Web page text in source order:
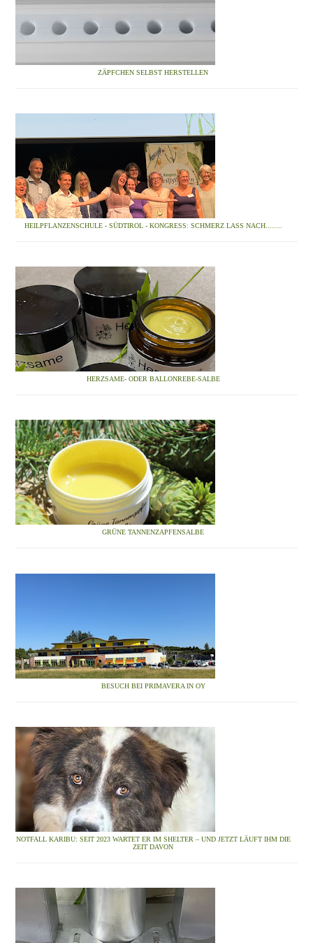
ZÄPFCHEN SELBST HERSTELLEN
HEILPFLANZENSCHULE - SÜDTIROL - KONGRESS: SCHMERZ LASS NACH........
HERZSAME- ODER BALLONREBE-SALBE
GRÜNE TANNENZAPFENSALBE
BESUCH BEI PRIMAVERA IN OY
NOTFALL KARIBU: SEIT 2023 WARTET ER IM SHELTER – UND JETZT LÄUFT IHM DIE
ZEIT DAVON